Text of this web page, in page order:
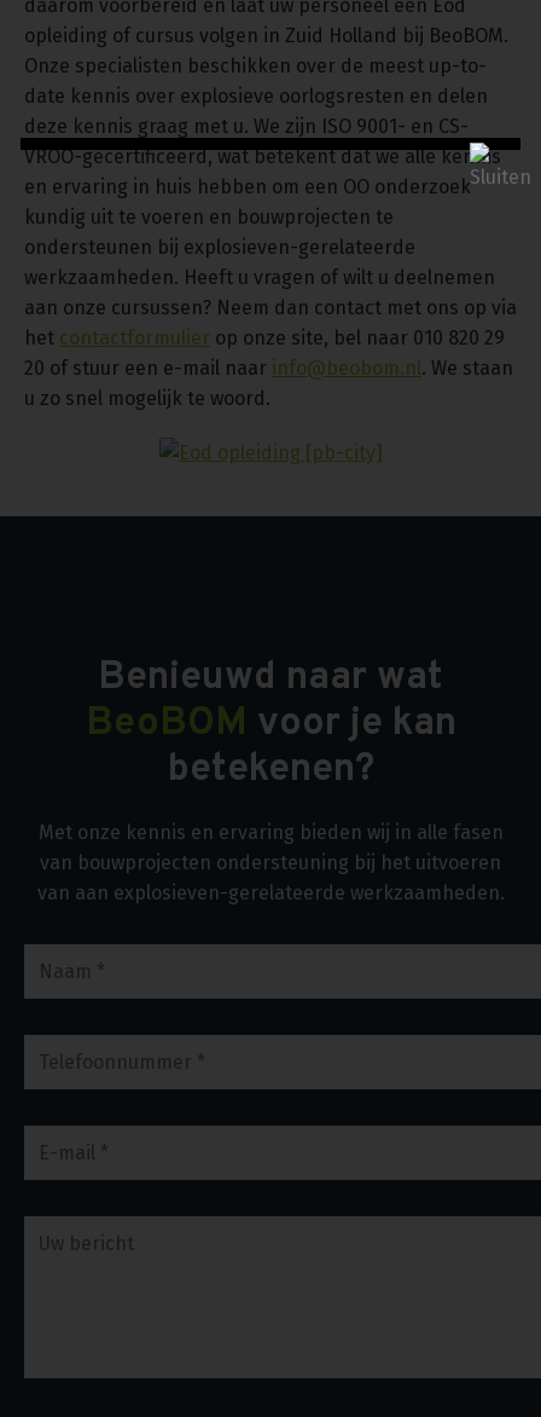
daarom voorbereid en laat uw personeel een Eod
opleiding of cursus volgen in Zuid Holland bij BeoBOM.
Onze specialisten beschikken over de meest up-to-
date kennis over explosieve oorlogsresten en delen
deze kennis graag met u. We zijn ISO 9001- en CS-
VROO-gecertificeerd, wat betekent dat we alle kennis
en ervaring in huis hebben om een OO onderzoek
kundig uit te voeren en bouwprojecten te
ondersteunen bij explosieven-gerelateerde
werkzaamheden. Heeft u vragen of wilt u deelnemen
aan onze cursussen? Neem dan contact met ons op via
het contactformulier op onze site, bel naar 010 820 29
20 of stuur een e-mail naar info@beobom.nl. We staan
u zo snel mogelijk te woord.
Benieuwd naar wat
BeoBOM voor je kan
betekenen?
Met onze kennis en ervaring bieden wij in alle fasen
van bouwprojecten ondersteuning bij het uitvoeren
van aan explosieven-gerelateerde werkzaamheden.